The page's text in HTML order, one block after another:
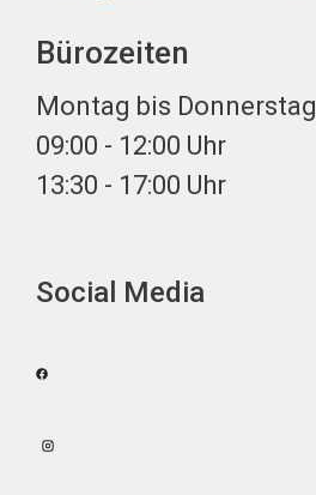
Bürozeiten
Montag bis Donnerstag
09:00 - 12:00 Uhr
13:30 - 17:00 Uhr
Social Media